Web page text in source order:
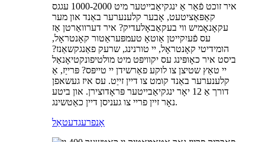
איר זוכט פֿאַר אַ ינגקיאַבייטער מיט 1000-2000 עגגס
קאַפּאַציטעט, אָבער קלענערער באַנד און מער
עקאָנאָמיש ווי בעקאַבאָלעדיק? איר דערוואַרטן אַז
עס פֿעיִקייטן אַוטאָ טעמפּעראַטור קאָנטראָל,
הומידיטי קאָנטראָל, יי טורנינג, שרעק פאַנגקשאַנז?
ביסט איר כאָופּינג עס יקוויפּט מיט מולטיפונקטיאָנאַל
יי טאַץ שטיצן צו לוקע פאַרשידן יי טייפּס? פּרייַז, אַ
קלענערער באַנד קומט צו דיין זייַט. עס איז געשאפן
דורך אַ 12 יאָר ינגקיאַבייטער פּראָדוצירן. און ביטע
נאָר זיין פריי צו געניסן דיין כאַטשינג.
אָנפרעגדעטאַל